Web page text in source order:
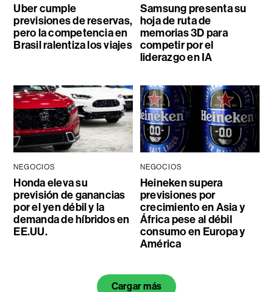
Uber cumple
previsiones de reservas,
pero la competencia en
Brasil ralentiza los viajes
Samsung presenta su
hoja de ruta de
memorias 3D para
competir por el
liderazgo en IA
NEGOCIOS
Honda eleva su
previsión de ganancias
por el yen débil y la
demanda de híbridos en
EE.UU.
NEGOCIOS
Heineken supera
previsiones por
crecimiento en Asia y
África pese al débil
consumo en Europa y
América
Cargar más